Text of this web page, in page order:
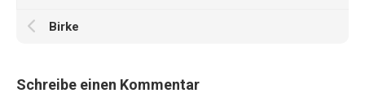
Birke
Schreibe einen Kommentar